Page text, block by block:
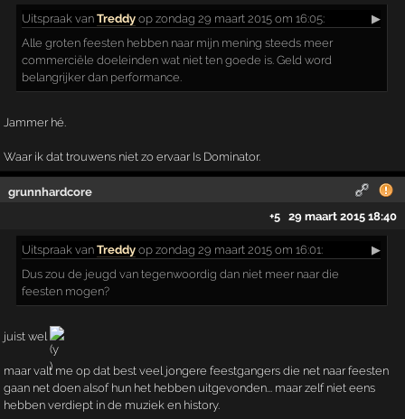
Uitspraak vanTreddy op zondag 29 maart 2015 om 16:05:
▶
Alle groten feesten hebben naar mijn mening steeds meer
commerciële doeleinden wat niet ten goede is. Geld word
belangrijker dan performance.
Jammer hé.
Waar ik dat trouwens niet zo ervaar Is Dominator.
grunnhardcore
+5
29 maart 2015 18:40
Uitspraak vanTreddy op zondag 29 maart 2015 om 16:01:
▶
Dus zou de jeugd van tegenwoordig dan niet meer naar die
feesten mogen?
juist wel
maar valt me op dat best veel jongere feestgangers die net naar feesten
gaan net doen alsof hun het hebben uitgevonden... maar zelf niet eens
hebben verdiept in de muziek en history.